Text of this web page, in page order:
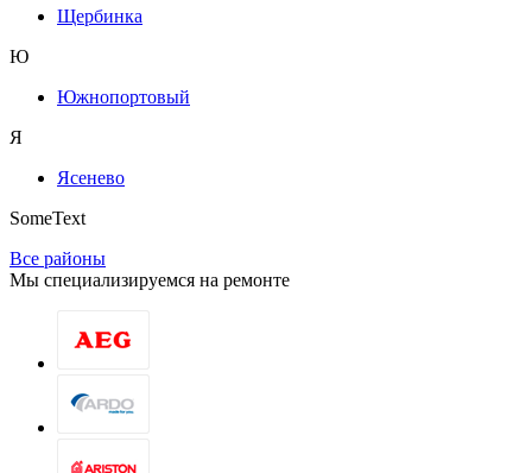
Щербинка
Ю
Южнопортовый
Я
Ясенево
SomeText
Все районы
Мы специализируемся на ремонте